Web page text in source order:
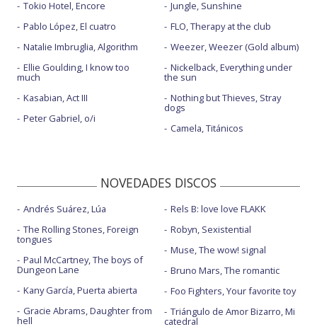
Tokio Hotel, Encore
Pablo López, El cuatro
Natalie Imbruglia, Algorithm
Ellie Goulding, I know too
much
Kasabian, Act III
Peter Gabriel, o/i
Jungle, Sunshine
FLO, Therapy at the club
Weezer, Weezer (Gold album)
Nickelback, Everything under
the sun
Nothing but Thieves, Stray
dogs
Camela, Titánicos
NOVEDADES DISCOS
Andrés Suárez, Lúa
The Rolling Stones, Foreign
tongues
Paul McCartney, The boys of
Dungeon Lane
Kany García, Puerta abierta
Gracie Abrams, Daughter from
hell
Rels B: love love FLAKK
Robyn, Sexistential
Muse, The wow! signal
Bruno Mars, The romantic
Foo Fighters, Your favorite toy
Triángulo de Amor Bizarro, Mi
catedral